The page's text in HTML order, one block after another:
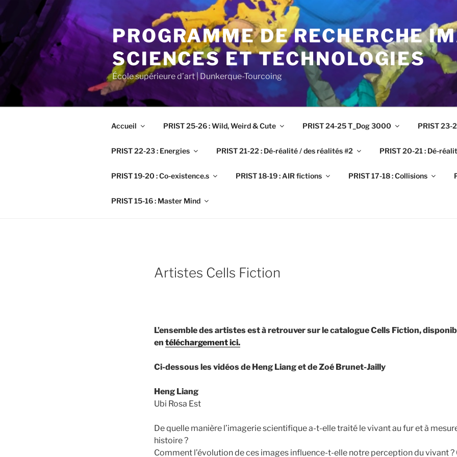
au
contenu
principal
PROGRAMME DE RECHERCHE
SCIENCES ET TECHNOLOGIES
École supérieure d’art | Dunkerque-Tourcoing
Accueil PRIST 25-26 : Wild, Weird & Cute PRIST 24-25 T_Dog 3000 PRIST 23-
PRIST 22-23 : Energies PRIST 21-22 : Dé-réalité / des réalités #2 PRIST 20-21 : Dé-
PRIST 19-20 : Co-existence.s PRIST 18-19 : AIR fictions PRIST 17-18 : Collisions
PRIST 15-16 : Master Mind
Artistes Cells Fiction
L’ensemble des artistes est à retrouver sur le catalogue Cells Fiction,
en téléchargement ici.
Ci-dessous les vidéos de Heng Liang et de Zoé Brunet-Jailly
Heng Liang
Ubi Rosa Est
De quelle manière l’imagerie scientifique a-t-elle traité le vivant au fur et à
histoire ?
Comment l’évolution de ces images influence-t-elle notre perception du vivant ?